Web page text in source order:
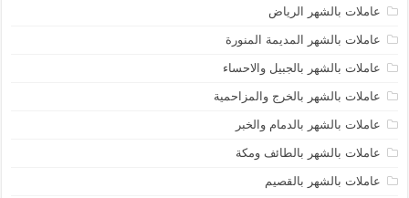
عاملات بالشهر الرياض
عاملات بالشهر المديمة المنورة
عاملات بالشهر بالجبيل والاحساء
عاملات بالشهر بالخرج والمزاحمية
عاملات بالشهر بالدمام والخبر
عاملات بالشهر بالطائف ومكة
عاملات بالشهر بالقصيم